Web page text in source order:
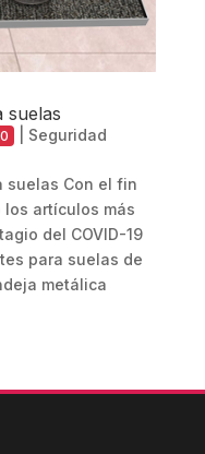
suelas
| Seguridad
suelas Con el fin
artículos más
del COVID-19
para suelas de
metálica